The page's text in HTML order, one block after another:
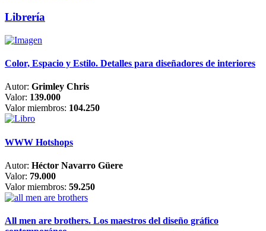
Librería
Color, Espacio y Estilo. Detalles para diseñadores de interiores
Autor: Grimley Chris
Valor: 139.000
Valor miembros: 104.250
WWW Hotshops
Autor: Héctor Navarro Güere
Valor: 79.000
Valor miembros: 59.250
All men are brothers. Los maestros del diseño gráfico